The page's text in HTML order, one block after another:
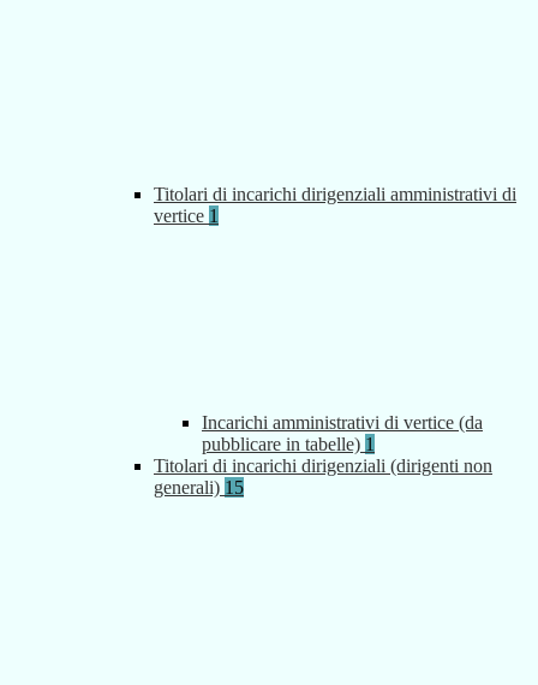
Titolari di incarichi dirigenziali amministrativi di
vertice 1
Incarichi amministrativi di vertice (da
pubblicare in tabelle) 1
Titolari di incarichi dirigenziali (dirigenti non
generali) 15